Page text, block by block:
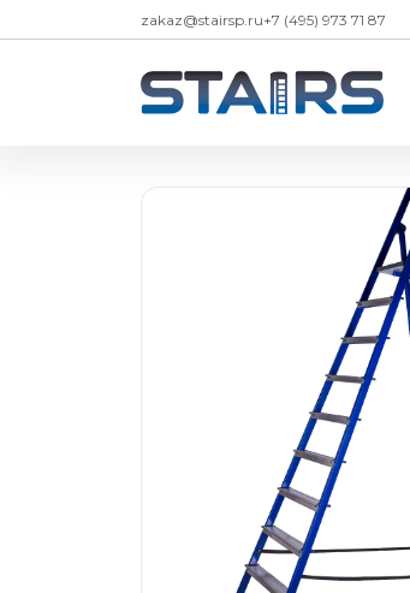
zakaz@stairsp.ru+7 (495) 973 71 87
— Стремянки
— Стремянки
— Стремянки
— Стремянки
платформой
— Стремянки